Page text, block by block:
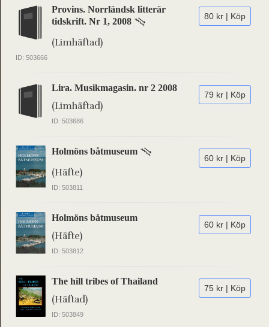
80 kr | Köp
Provins. Norrländsk litterär
tidskrift. Nr 1, 2008
(Limhäftad)
ID: 503666
79 kr | Köp
Lira. Musikmagasin. nr 2 2008
(Limhäftad)
ID: 503686
60 kr | Köp
Holmöns båtmuseum
(Häfte)
ID: 503811
60 kr | Köp
Holmöns båtmuseum
(Häfte)
ID: 503812
75 kr | Köp
The hill tribes of Thailand
(Häftad)
ID: 503849